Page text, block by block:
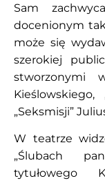
Sam
docenionym
może się
szerokiej
stworzonymi
„Seksmisji”
W teatrze
„Ślubach
tytułowego